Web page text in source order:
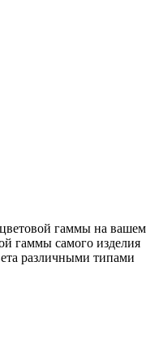
гаммы на вашем
гаммы самого изделия
различными типами